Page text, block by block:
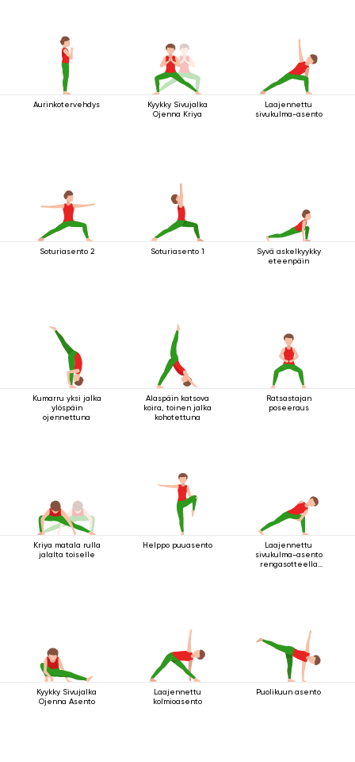
Aurinkotervehdys
Kyykky Sivujalka
Ojenna Kriya
Laajennettu
sivukulma-asento
Soturiasento 2 Soturiasento 1
Syvä askelkyykky
eteenpäin
Kumarru yksi jalka
ylöspäin
ojennettuna
Alaspäin katsova
koira, toinen jalka
kohotettuna
Ratsastajan
poseeraus
Kriya matala rulla
jalalta toiselle
Helppo puuasento
Laajennettu
sivukulma-asento
rengasotteella
Kyykky Sivujalka
Ojenna Asento
Laajennettu
kolmioasento
Puolikuun asento